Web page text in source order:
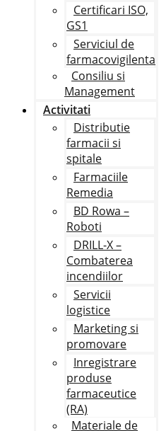
Certificari ISO,
GS1
Serviciul de
farmacovigilenta
Consiliu si
Management
Activitati
Distributie
farmacii si
spitale
Farmaciile
Remedia
BD Rowa –
Roboti
DRILL-X –
Combaterea
incendiilor
Servicii
logistice
Marketing si
promovare
Inregistrare
produse
farmaceutice
(RA)
Materiale de